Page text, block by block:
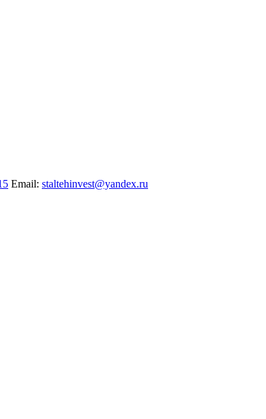
Email: staltehinvest@yandex.ru